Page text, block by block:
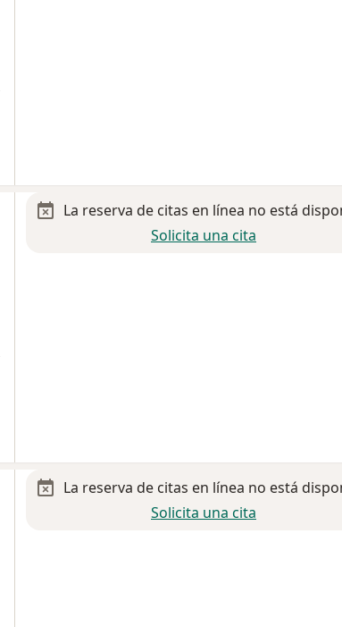
La reserva de citas en línea no está
Solicita una cita
La reserva de citas en línea no está
Solicita una cita